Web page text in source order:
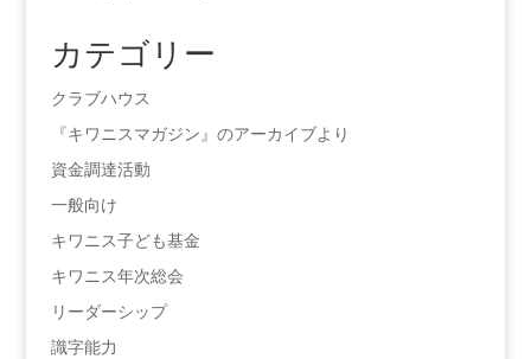
カテゴリー
クラブハウス
『キワニスマガジン』のアーカイブより
資金調達活動
一般向け
キワニス子ども基金
キワニス年次総会
リーダーシップ
識字能力